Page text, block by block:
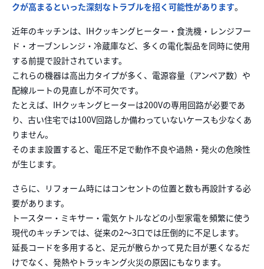
クが高まるといった深刻なトラブルを招く可能性があります。
近年のキッチンは、IHクッキングヒーター・食洗機・レンジフー
ド・オーブンレンジ・冷蔵庫など、多くの電化製品を同時に使用
する前提で設計されています。
これらの機器は高出力タイプが多く、電源容量（アンペア数）や
配線ルートの見直しが不可欠です。
たとえば、IHクッキングヒーターは200Vの専用回路が必要であ
り、古い住宅では100V回路しか備わっていないケースも少なくあ
りません。
そのまま設置すると、電圧不足で動作不良や過熱・発火の危険性
が生じます。
さらに、リフォーム時にはコンセントの位置と数も再設計する必
要があります。
トースター・ミキサー・電気ケトルなどの小型家電を頻繁に使う
現代のキッチンでは、従来の2〜3口では圧倒的に不足します。
延長コードを多用すると、足元が散らかって見た目が悪くなるだ
けでなく、発熱やトラッキング火災の原因にもなります。